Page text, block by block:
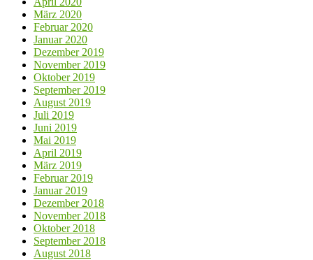
März 2020
Februar 2020
Januar 2020
Dezember 2019
November 2019
Oktober 2019
September 2019
August 2019
Juli 2019
Juni 2019
Mai 2019
April 2019
März 2019
Februar 2019
Januar 2019
Dezember 2018
November 2018
Oktober 2018
September 2018
August 2018